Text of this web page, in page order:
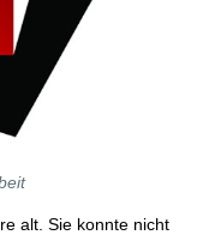
alt. Sie konnte nicht